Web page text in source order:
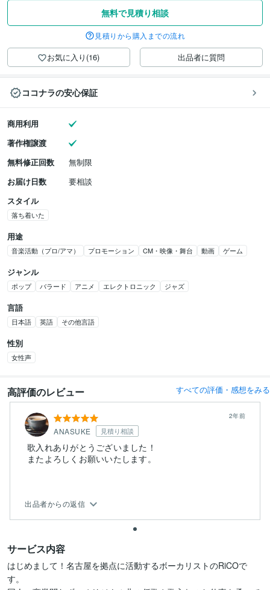
無料で見積り相談
見積りから購入までの流れ
お気に入り(16) 出品者に質問
ココナラの安心保証
商用利用
著作権譲渡
無料修正回数
無制限
お届け日数
要相談
スタイル
落ち着いた
用途
音楽活動（プロ/アマ） プロモーション CM・映像・舞台 動画 ゲーム
ジャンル
ポップ バラード アニメ エレクトロニック ジャズ
言語
日本語 英語 その他言語
性別
女性声
高評価のレビュー すべての評価・感想をみる
ANASUKE 見積り相談
2年前
歌入れありがとうございました！
またよろしくお願いいたします。
出品者からの返信
サービス内容
はじめまして！名古屋を拠点に活動するボーカリストのRiCOで
す。